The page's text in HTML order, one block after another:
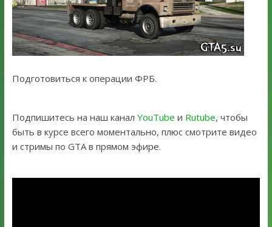
Подготовиться к операции ФРБ.
Подпишитесь на наш канал YouTube и Rutube, чтобы
быть в курсе всего моментально, плюс смотрите видео
и стримы по GTA в прямом эфире.